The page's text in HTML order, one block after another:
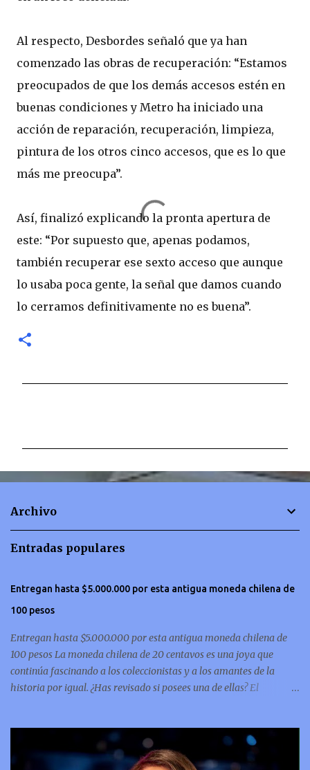
Al respecto, Desbordes señaló que ya han
comenzado las obras de recuperación: “Estamos
preocupados de que los demás accesos estén en
buenas condiciones y Metro ha iniciado una
acción de reparación, recuperación, limpieza,
pintura de los otros cinco accesos, que es lo que
más me preocupa”.
Así, finalizó explicando la pronta apertura de
este: “Por supuesto que, apenas podamos,
también recuperar ese sexto acceso que aunque
lo usaba poca gente, la señal que damos cuando
lo cerramos definitivamente no es buena”.
n
Archivo
Entradas populares
Entregan hasta $5.000.000 por esta antigua moneda chilena de
100 pesos
Entregan hasta $5.000.000 por esta antigua moneda chilena de
100 pesos La moneda chilena de 20 centavos es una joya que
continúa fascinando a los coleccionistas y a los amantes de la
historia por igual. ¿Has revisado si posees una de ellas? El
ha convertido en una de las más buscadas por cazadores de
tesoros de todo el mundo. Esta pieza, debido a su rareza y la